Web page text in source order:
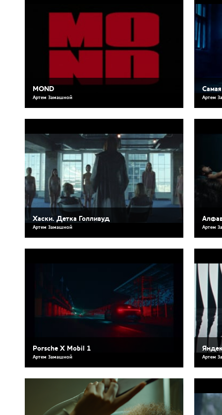
MOND
Артем Замашной Артем
Хаски. Детка Голливуд
Артем Замашной Артем
Porsche Х Mobil 1
Артем Замашной Артем